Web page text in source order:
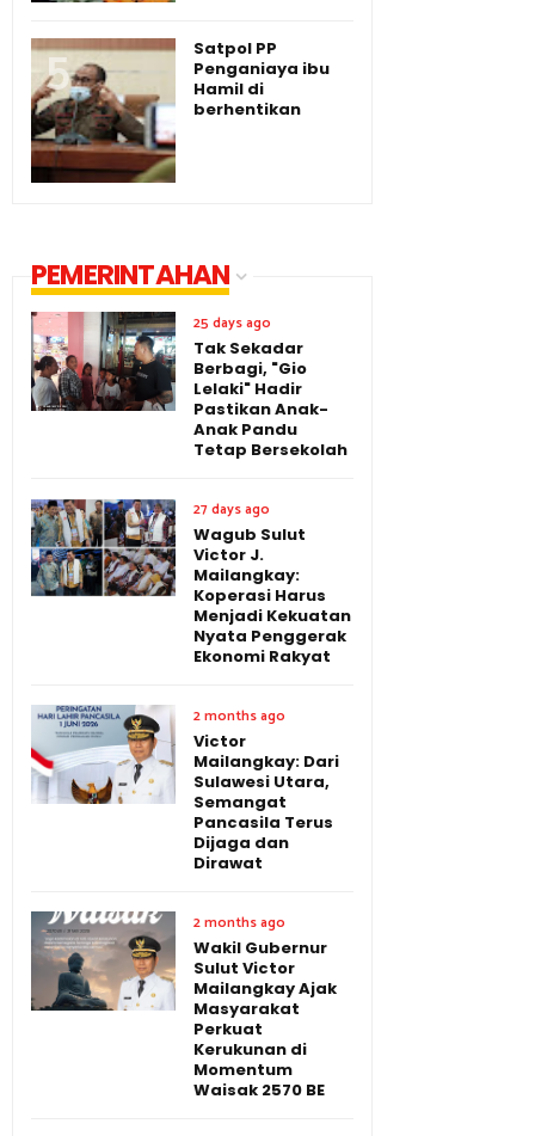
Satpol PP
Penganiaya ibu
Hamil di
berhentikan
PEMERINTAHAN
25 days ago
Tak Sekadar
Berbagi, "Gio
Lelaki" Hadir
Pastikan Anak-
Anak Pandu
Tetap Bersekolah
27 days ago
Wagub Sulut
Victor J.
Mailangkay:
Koperasi Harus
Menjadi Kekuatan
Nyata Penggerak
Ekonomi Rakyat
2 months ago
Victor
Mailangkay: Dari
Sulawesi Utara,
Semangat
Pancasila Terus
Dijaga dan
Dirawat
2 months ago
Wakil Gubernur
Sulut Victor
Mailangkay Ajak
Masyarakat
Perkuat
Kerukunan di
Momentum
Waisak 2570 BE